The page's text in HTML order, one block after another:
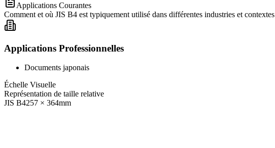
Applications Courantes
Comment et où JIS B4 est typiquement utilisé dans différentes industries et contextes
Applications Professionnelles
Documents japonais
Échelle Visuelle
Représentation de taille relative
JIS B4257 × 364mm